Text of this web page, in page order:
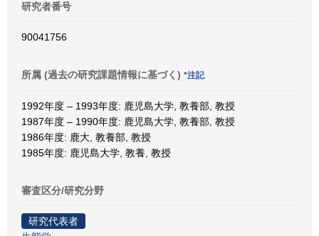
研究者番号
90041756
所属 (過去の研究課題情報に基づく) *注記
1992年度 – 1993年度: 鹿児島大学, 教養部, 教授
1987年度 – 1990年度: 鹿児島大学, 教養部, 教授
1986年度: 鹿大, 教養部, 教授
1985年度: 鹿児島大学, 教養, 教授
審査区分/研究分野
研究代表者